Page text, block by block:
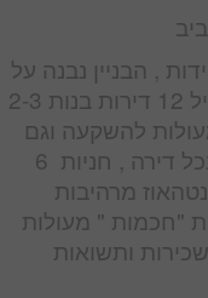
, הבניין נבנה על
ידי קבלן מוביל בתחומו . הבניין מכיל 12 דירות בנות 2-3
מעולות להשקעה וגם
למגורים ,10 מטר מרפסות שמש בכל דירה , חניות 6
פנטהאוז מרהיבות
"חכמות " מעולות
ותשואות